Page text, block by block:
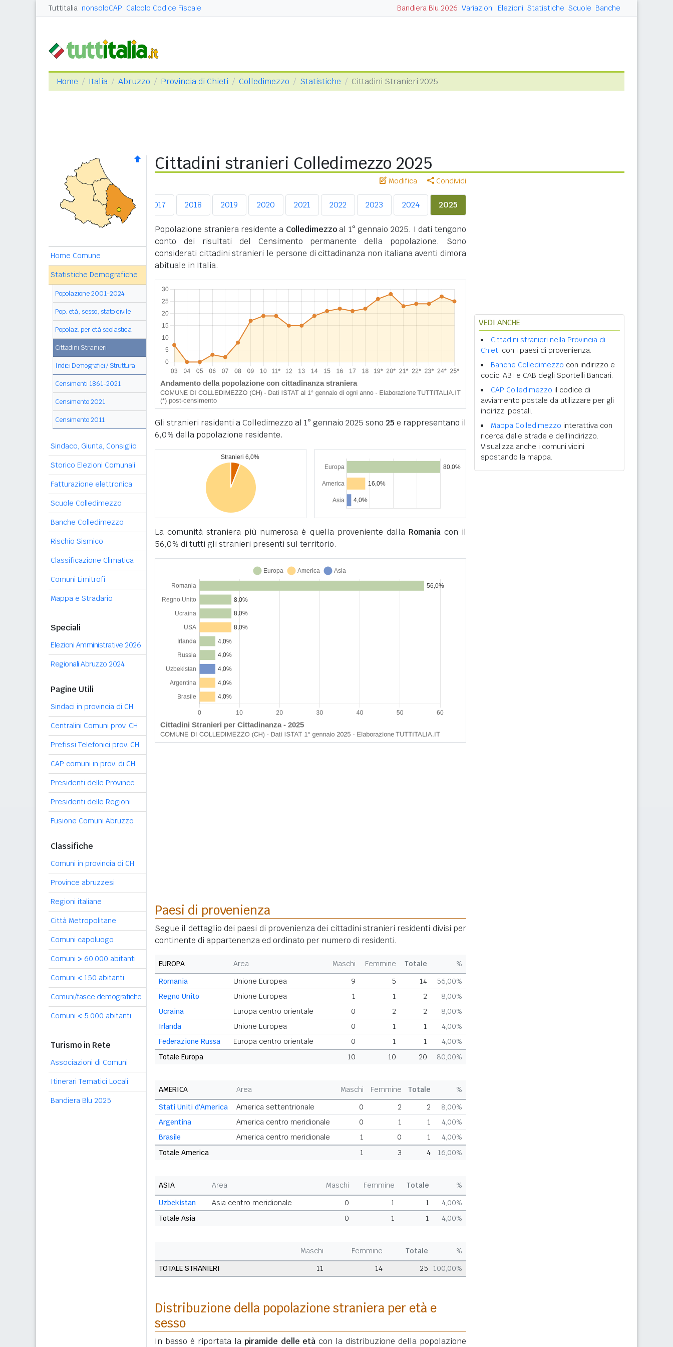
Tuttitalia nonsoloCAP Calcolo Codice Fiscale Bandiera Blu 2026 Variazioni Elezioni Statistiche Scuole Banche
Home Italia Abruzzo Provincia di Chieti Colledimezzo Statistiche Cittadini Stranieri 2025
Home Comune
Statistiche Demografiche
Popolazione 2001-2024
Pop. età, sesso, stato civile
Popolaz. per età scolastica
Cittadini Stranieri
Indici Demografici / Struttura
Censimenti 1861-2021
Censimento 2021
Censimento 2011
Sindaco, Giunta, Consiglio
Storico Elezioni Comunali
Fatturazione elettronica
Scuole Colledimezzo
Banche Colledimezzo
Rischio Sismico
Classificazione Climatica
Comuni Limitrofi
Mappa e Stradario
Speciali
Elezioni Amministrative 2026
Regionali Abruzzo 2024
Pagine Utili
Sindaci in provincia di CH
Centralini Comuni prov. CH
Prefissi Telefonici prov. CH
CAP comuni in prov. di CH
Presidenti delle Province
Presidenti delle Regioni
Fusione Comuni Abruzzo
Classifiche
Comuni in provincia di CH
Province abruzzesi
Regioni italiane
Città Metropolitane
Comuni capoluogo
Comuni > 60.000 abitanti
Comuni < 150 abitanti
Comuni/fasce demografiche
Comuni < 5.000 abitanti
Turismo in Rete
Associazioni di Comuni
Itinerari Tematici Locali
Bandiera Blu 2025
Cittadini stranieri Colledimezzo 2025
Modifica Condividi
2015 2017 2018 2019 2020 2021 2022 2023 2024 2025
Popolazione straniera residente a Colledimezzoal 1° gennaio 2025. I dati tengono
conto dei risultati del Censimento permanente della popolazione. Sono
considerati cittadini stranieri le persone di cittadinanza non italiana aventi dimora
abituale in Italia.
Gli stranieri residenti a Colledimezzo al 1° gennaio 2025 sono 25 e rappresentano il
6,0% della popolazione residente.
La comunità straniera più numerosa è quella proveniente dalla Romaniacon il
56,0% di tutti gli stranieri presenti sul territorio.
Paesi di provenienza
Segue il dettaglio dei paesi di provenienza dei cittadini stranieri residenti divisi per
continente di appartenenza ed ordinato per numero di residenti.
EUROPA Area Maschi Femmine Totale
%
Romania
Unione Europea 9 5 14
56,00%
Regno Unito
Unione Europea 1 1 2
8,00%
Ucraina
Europa centro orientale 0 2 2
8,00%
Irlanda
Unione Europea 0 1 1
4,00%
Federazione Russa
Europa centro orientale 0 1 1
4,00%
Totale Europa
10 10 20 80,00%
AMERICA Area Maschi Femmine Totale
%
Stati Uniti d'America
America settentrionale 0 2 2
8,00%
Argentina
America centro meridionale 0 1 1
4,00%
Brasile
America centro meridionale 1 0 1
4,00%
Totale America
1 3 4 16,00%
ASIA Area Maschi Femmine Totale
%
Uzbekistan
Asia centro meridionale 0 1 1
4,00%
Totale Asia
0 1 1 4,00%
Maschi Femmine Totale
%
TOTALE STRANIERI
11 14 25 100,00%
Distribuzione della popolazione straniera per età e
sesso
In basso è riportata la piramide delle età con la distribuzione della popolazione
VEDI ANCHE
Cittadini stranieri nella Provincia di
Chieti con i paesi di provenienza.
Banche Colledimezzo con indirizzo e
codici ABI e CAB degli Sportelli Bancari.
CAP Colledimezzo il codice di
avviamento postale da utilizzare per gli
indirizzi postali.
Mappa Colledimezzo interattiva con
ricerca delle strade e dell'indirizzo.
Visualizza anche i comuni vicini
spostando la mappa.